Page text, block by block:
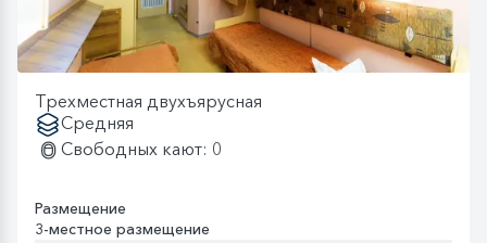
Трехместная двухъярусная
Средняя
Свободных кают: 0
Размещение
3-местное размещение